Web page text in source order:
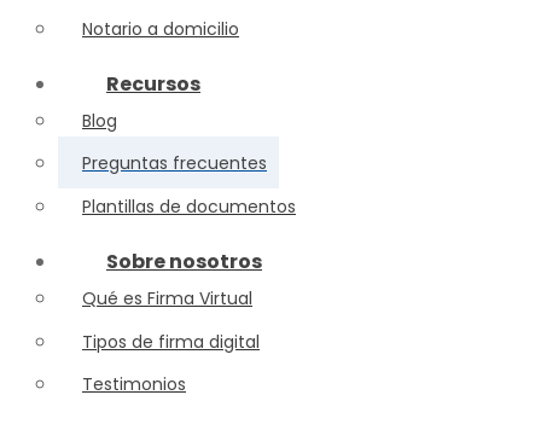
Notario a domicilio
Recursos
Blog
Preguntas frecuentes
Plantillas de documentos
Sobre nosotros
Qué es Firma Virtual
Tipos de firma digital
Testimonios